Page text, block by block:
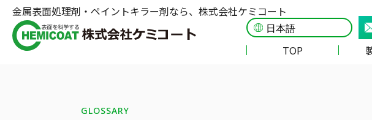
金属表面処理剤・ペイントキラー剤なら、株式会社ケミコート
TOP
GLOSSARY